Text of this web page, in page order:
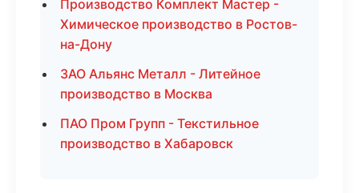
Производство Комплект Мастер -
Химическое производство в Ростов-
на-Дону
ЗАО Альянс Металл - Литейное
производство в Москва
ПАО Пром Групп - Текстильное
производство в Хабаровск